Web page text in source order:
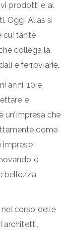
prodotti e al
Oggi Alias si
cui tante
collega la
e ferroviarie.
anni ’10 e
e
che
come
imprese
e
bellezza
corso delle
architetti,